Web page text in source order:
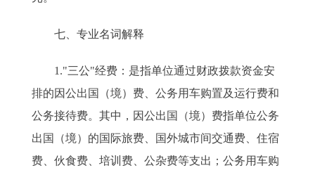
七、专业名词解释
1."三公"经费：是指单位通过财政拨款资金安
排的因公出国（境）费、公务用车购置及运行费和
公务接待费。其中，因公出国（境）费指单位公务
出国（境）的国际旅费、国外城市间交通费、住宿
费、伙食费、培训费、公杂费等支出；公务用车购